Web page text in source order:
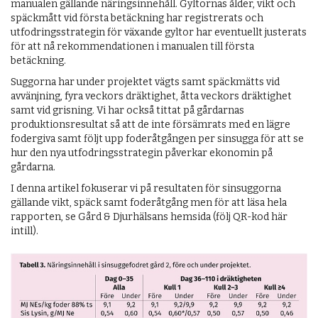
manualen gällande näringsinnehåll. Gyltornas ålder, vikt och
späckmått vid första betäckning har registrerats och
utfodringsstrategin för växande gyltor har eventuellt justerats
för att nå rekommendationen i manualen till första
betäckning.
Suggorna har under projektet vägts samt späckmätts vid
avvänjning, fyra veckors dräktighet, åtta veckors dräktighet
samt vid grisning. Vi har också tittat på gårdarnas
produktionsresultat så att de inte försämrats med en lägre
fodergiva samt följt upp foderåtgången per sinsugga för att se
hur den nya utfodringsstrategin påverkar ekonomin på
gårdarna.
I denna artikel fokuserar vi på resultaten för sinsuggorna
gällande vikt, späck samt foderåtgång men för att läsa hela
rapporten, se Gård & Djurhälsans hemsida (följ QR-kod här
intill).